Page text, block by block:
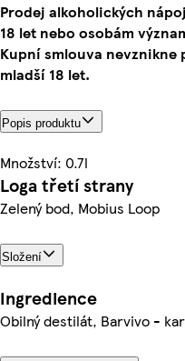
Prodej alkoholických
18 let nebo osobám
Kupní smlouva
mladší 18 let.
Popis produktu
Množství: 0.7l
Loga třetí strany
Zelený bod, Mobius Loop
Složení
Ingredience
Obilný destilát, Barvivo -